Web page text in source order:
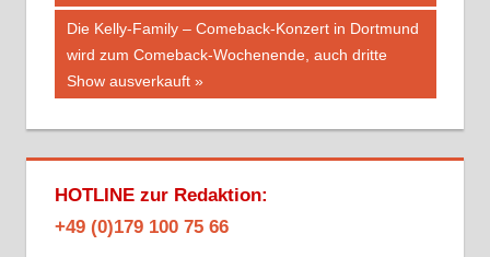
Nächster
Beitrag:
Die Kelly-Family – Comeback-Konzert in Dortmund
wird zum Comeback-Wochenende, auch dritte
Show ausverkauft
HOTLINE zur Redaktion:
+49 (0)179 100 75 66